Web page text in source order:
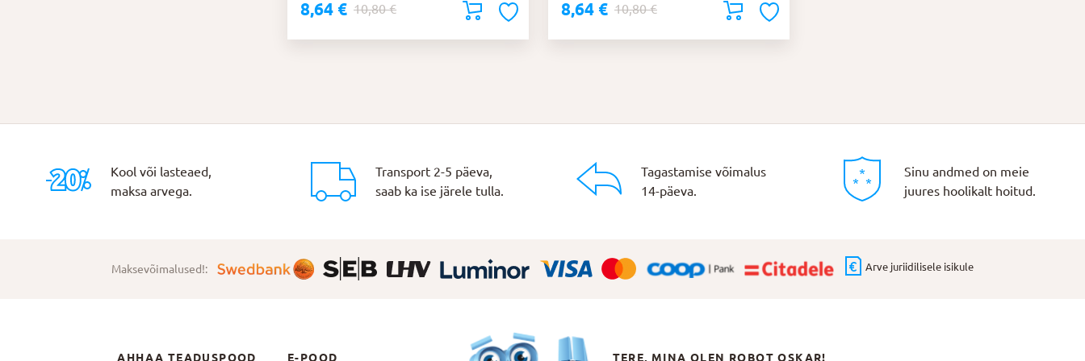
10,80€
Algne
8,64 €
Praegune
10,80€
Algne
8,64 €
Praegune
Kool või lasteaed,
maksa arvega.
Transport 2-5 päeva,
saab ka ise järele tulla.
Tagastamise võimalus
14-päeva.
Sinu andmed on meie
juures hoolikalt hoitud.
Maksevõimalused!: Arve juriidilisele isikule
AHHAA TEADUSPOOD E-POOD TERE, MINA OLEN ROBOT OSKAR!